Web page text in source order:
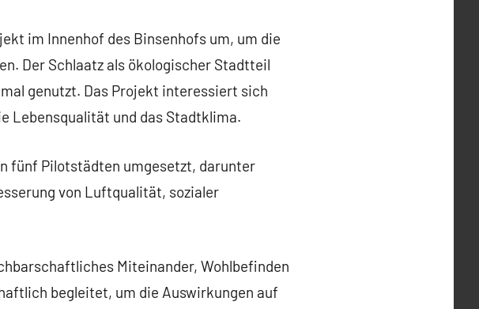
im Innenhof des Binsenhofs um, um die
Der Schlaatz als ökologischer Stadtteil
genutzt. Das Projekt interessiert sich
Lebensqualität und das Stadtklima.
fünf Pilotstädten umgesetzt, darunter
von Luftqualität, sozialer
Miteinander, Wohlbefinden
begleitet, um die Auswirkungen auf